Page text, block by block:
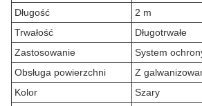
Długość
2 m
Trwałość
Długotrwałe
Zastosowanie
System
Obsługa powierzchni
Z
Kolor
Szary